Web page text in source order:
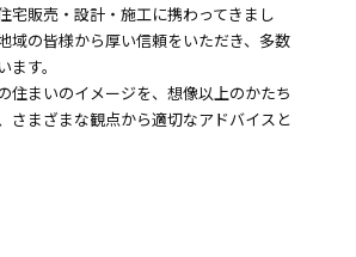
宅販売・設計・施工に携わってきまし
域の皆様から厚い信頼をいただき、多数
す。
住まいのイメージを、想像以上のかたち
さまざまな観点から適切なアドバイスと